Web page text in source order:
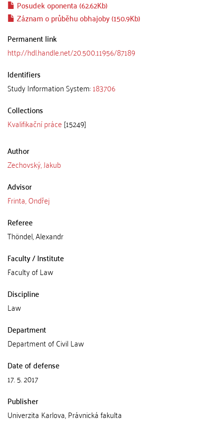
Posudek oponenta (62.62Kb)
Záznam o průběhu obhajoby (150.9Kb)
Permanent link
http://hdl.handle.net/20.500.11956/87189
Identifiers
Study Information System:183706
Collections
Kvalifikační práce [15249]
Author
Zechovský, Jakub
Advisor
Frinta, Ondřej
Referee
Thöndel, Alexandr
Faculty / Institute
Faculty of Law
Discipline
Law
Department
Department of Civil Law
Date of defense
17. 5. 2017
Publisher
Univerzita Karlova, Právnická fakulta